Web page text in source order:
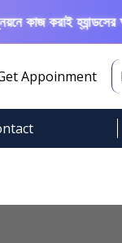
করাই হ্যান্ডসের
Appoinment